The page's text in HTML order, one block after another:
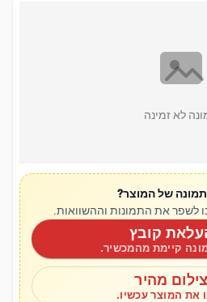
לא זמינה
של המוצר?
לשפר את התמונות וההשוואות.
קובץ
קיימת מהמכשיר.
צילום מהיר
את המוצר עכשיו.